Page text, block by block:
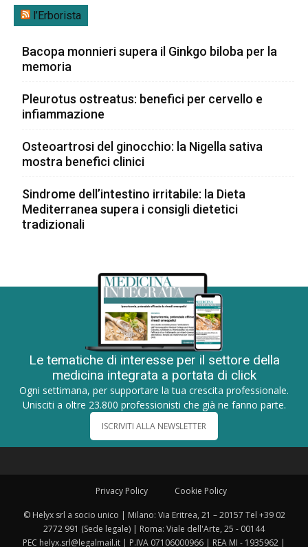
l’Erborista
Bacopa monnieri supera il Ginkgo biloba per la
memoria
Pleurotus ostreatus: benefici per cervello e
infiammazione
Osteoartrosi del ginocchio: la Nigella sativa
mostra benefici clinici
Sindrome dell’intestino irritabile: la Dieta
Mediterranea supera i consigli dietetici
tradizionali
Le tematiche di interesse per il settore della
medicina integrata a portata di click
Ogni settimana, per supportare la tua crescita professionale.
Unisciti a oltre 23.800 professionisti che già ne fanno parte.
ISCRIVITI ALLA NEWSLETTER
Privacy Policy Cookie Policy
© Helyx srl a socio unico | Milano: Via Eritrea, 21 – 20157 Tel +39 02
2772 991 (Sede legale) | Roma: Viale dell'Arte, 25 - 00144
PEC helyx.srl@legalmail.it | P.IVA 07106000966 | REA MI - 1935962 |